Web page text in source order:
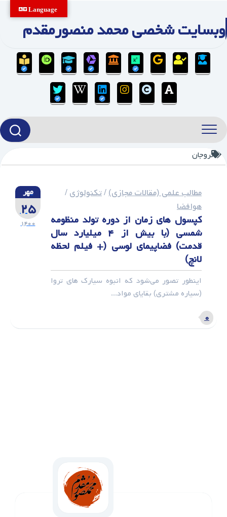
to
content
وبسایت شخصی محمد منصورمقدم
تروجان
مهر
۲۵
۱۴۰۰
مطالب علمی (مقالات مجازی)/تکنولوژی/
هوافضا
کپسول های زمان از دوره تولد منظومه
شمسی (با بیش از ۴ میلیارد سال
قدمت) فضاپیمای لوسی (+ فیلم لحظه
لانچ)
اینطور تصور می‌شود که انبوه سیارک های تروا
(سیاره مشتری) بقایای مواد...
۰
Language